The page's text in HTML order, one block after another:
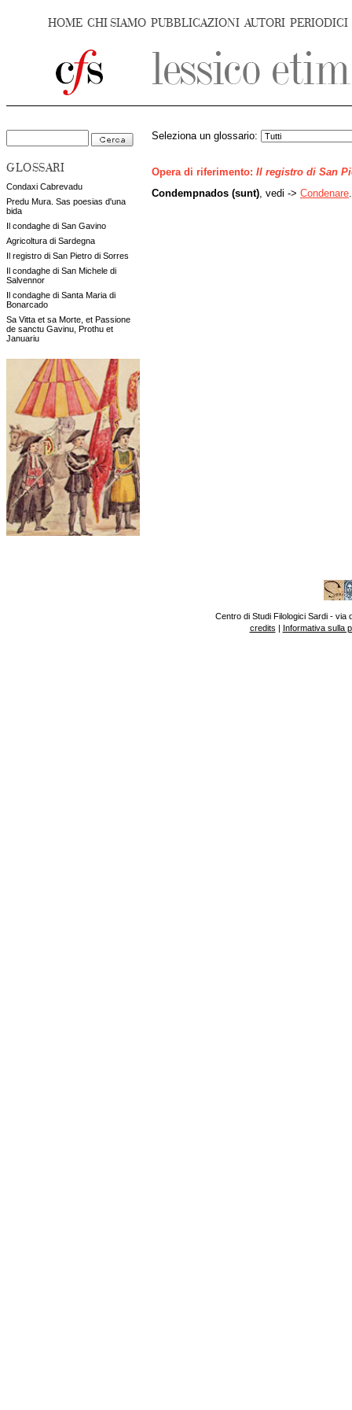
HOME CHI SIAMO PUBBLICAZIONI AUTORI PERIODICI
GLOSSARI
Condaxi Cabrevadu
Predu Mura. Sas poesias d'una
bida
Il condaghe di San Gavino
Agricoltura di Sardegna
Il registro di San Pietro di Sorres
Il condaghe di San Michele di
Salvennor
Il condaghe di Santa Maria di
Bonarcado
Sa Vitta et sa Morte, et Passione
de sanctu Gavinu, Prothu et
Januariu
Seleziona un glossario:
Opera di riferimento: Il registro di San
Condempnados (sunt) , vedi -> Condenare
Centro di Studi Filologici Sardi - via
credits | Informativa sulla